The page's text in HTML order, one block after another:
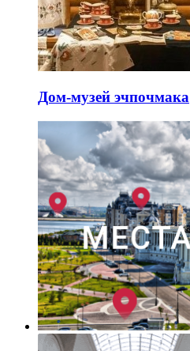
Дом-музей эчпочмака